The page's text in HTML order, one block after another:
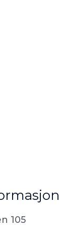
105